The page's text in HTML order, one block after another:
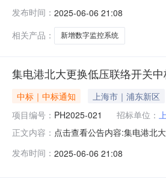
求确定排名第一中标候选人
路125号联系人：
发布时间： 2025-06-06 21:08
相关产品：
新增数字监控系统
集电港北大更换低压联络开关
中标｜中标通知 上海市｜浦东新区
项目编号： PH2025-021 招标单位：
正文内容： 点击查看公告内容:集电港北
候选人为中标人。三、监督
发布时间： 2025-06-06 21:08